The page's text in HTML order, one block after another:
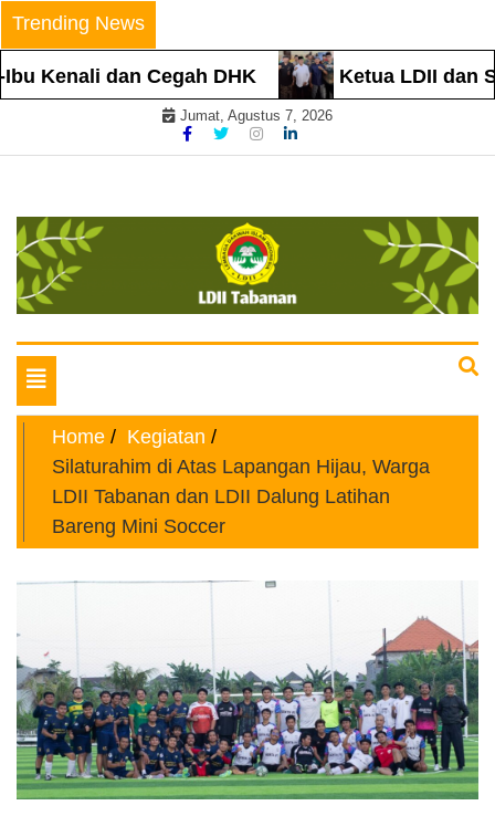
Skip
to
content
Trending News
Kenali dan Cegah DHK Ketua LDII dan
Jumat, Agustus 7, 2026
LDII TABANAN
Toggle
navigation
Home
Kegiatan
Silaturahim di Atas Lapangan Hijau, Warga
LDII Tabanan dan LDII Dalung Latihan
Bareng Mini Soccer